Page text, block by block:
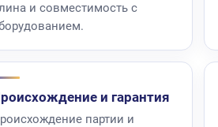
и совместимость с
и гарантия
партии и